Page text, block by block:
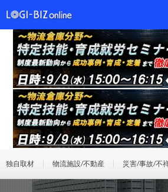
独自取材 物流施設/不動産 災害/事故/不